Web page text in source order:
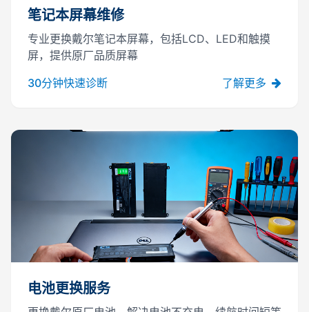
笔记本屏幕维修
专业更换戴尔笔记本屏幕，包括LCD、LED和触摸
屏，提供原厂品质屏幕
30分钟快速诊断
了解更多
电池更换服务